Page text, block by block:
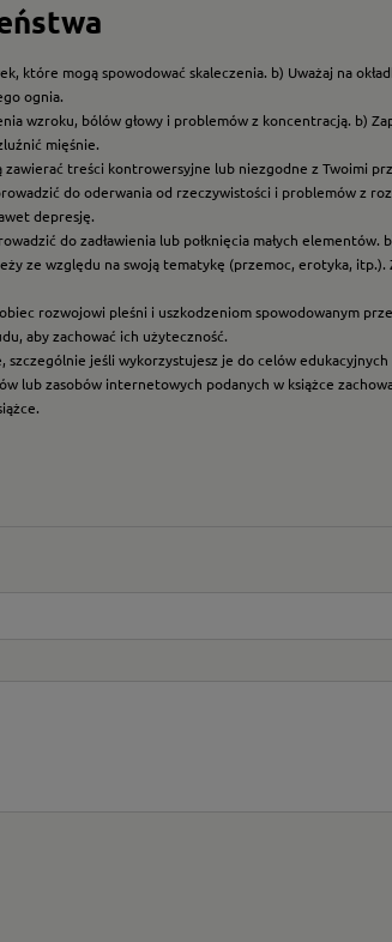
które mogą spowodować skaleczenia. b) Uważaj na
ognia.
wzroku, bólów głowy i problemów z koncentracją. b)
mięśnie.
treści kontrowersyjne lub niezgodne z Twoimi
do oderwania od rzeczywistości i problemów z
depresję.
do zadławienia lub połknięcia małych
ze względu na swoją tematykę (przemoc, erotyka,
rozwojowi pleśni i uszkodzeniom spowodowanym
aby zachować ich użyteczność.
jeśli wykorzystujesz je do celów
lub zasobów internetowych podanych w książce